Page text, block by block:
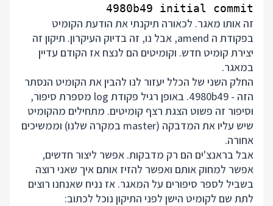
4980b49 initial commit
זה אותו מאגר. לכאורה תיקנתי את הודעת הקומיט
בפקודת ה amend, אבל נו, זה בדיוק העיקרון. תיקון זה
יצירת קומיט חדש. וקומיטים הם לנצח אז הקודם עדיין
במאגר.
החלק השני של הכלל יעזור לנו להבין את הקומיט הנסתר
הזה - 4980b49. באופן רגיל פקודת log מספרת סיפור,
וסיפור זה פשוט הצגת רצף קומיטים. מתחילים מהקומיט
שיש עליו את המדבקה (master במקרה שלנו) וממשיכים
אחורה.
אבל בראנצ'ים הם רק מדבקות. אפשר ליצור חדשים,
אפשר למחוק אותם ואפשר להזיז אותם איך שאני רוצה
בשביל לספר סיפורים על המאגר. אז נניח שאנחנו רוצים
לתת שם לקומיט הישן לפני התיקון נוכל לכתוב: